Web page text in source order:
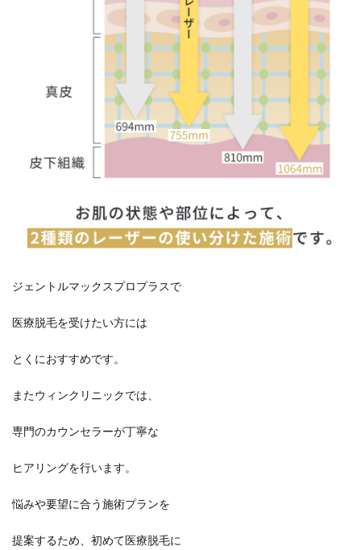
ジェントルマックスプロプラスで
医療脱毛を受けたい方には
とくにおすすめです。
またウィンクリニックでは、
専門のカウンセラーが丁寧な
ヒアリングを行います。
悩みや要望に合う施術プランを
提案するため、初めて医療脱毛に